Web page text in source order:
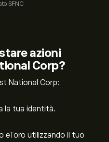
SFNC
azioni
Corp?
National Corp:
la tua identità.
eToro utilizzando il tuo